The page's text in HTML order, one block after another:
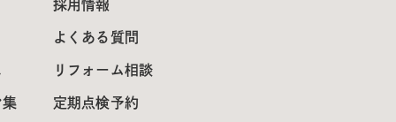
集
採用情報
よくある質問
リフォーム相談
定期点検予約